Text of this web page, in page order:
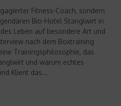
Fitness-Coach, sondern
Bio-Hotel Stanglwirt in
Leben auf besondere Art und
nach dem Boxtraining
Trainingsphilosophie, das
und warum echtes
Klient das...